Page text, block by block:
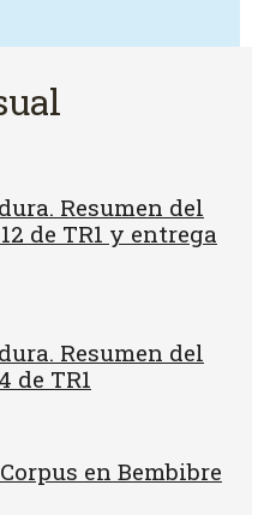
Resumen del
de TR1 y entrega
Resumen del
de TR1
en Bembibre